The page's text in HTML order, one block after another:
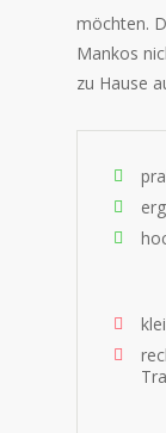
möchten.
Mankos
zu Hause